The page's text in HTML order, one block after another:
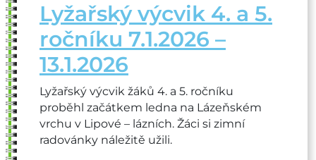
Lyžařský výcvik 4. a 5.
ročníku 7.1.2026 –
13.1.2026
Lyžařský výcvik žáků 4. a 5. ročníku
proběhl začátkem ledna na Lázeňském
vrchu v Lipové – lázních. Žáci si zimní
radovánky náležitě užili.